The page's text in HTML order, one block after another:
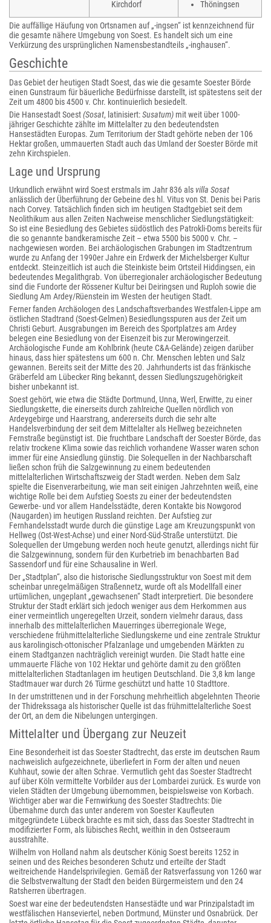
Kirchdorf Thöningsen
Die auffällige Häufung von Ortsnamen auf „-ingsen“ ist kennzeichnend für
die gesamte nähere Umgebung von Soest. Es handelt sich um eine
Verkürzung des ursprünglichen Namensbestandteils „-inghausen“.
Geschichte
Das Gebiet der heutigen Stadt Soest, das wie die gesamte Soester Börde
einen Gunstraum für bäuerliche Bedürfnisse darstellt, ist spätestens seit der
Zeit um 4800 bis 4500 v. Chr. kontinuierlich besiedelt.
Die Hansestadt Soest(Sosat, latinisiert:Susatum) mit weit über 1000-
jähriger Geschichte zählte im Mittelalter zu den bedeutendsten
Hansestädten Europas. Zum Territorium der Stadt gehörte neben der 106
Hektar großen, ummauerten Stadt auch das Umland der Soester Börde mit
zehn Kirchspielen.
Lage und Ursprung
Urkundlich erwähnt wird Soest erstmals im Jahr 836 als villa Sosat
anlässlich der Überführung der Gebeine des hl. Vitus von St. Denis bei Paris
nach Corvey. Tatsächlich finden sich im heutigen Stadtgebiet seit dem
Neolithikum aus allen Zeiten Nachweise menschlicher Siedlungstätigkeit:
So ist eine Besiedlung des Gebietes südöstlich des Patrokli-Doms bereits für
die so genannte bandkeramische Zeit – etwa 5500 bis 5000 v. Chr. –
nachgewiesen worden. Bei archäologischen Grabungen im Stadtzentrum
wurde zu Anfang der 1990er Jahre ein Erdwerk der Michelsberger Kultur
entdeckt. Steinzeitlich ist auch die Steinkiste beim Ortsteil Hiddingsen, ein
bedeutendes Megalithgrab. Von überregionaler archäologischer Bedeutung
sind die Fundorte der Rössener Kultur bei Deiringsen und Ruploh sowie die
Siedlung Am Ardey/Rüenstein im Westen der heutigen Stadt.
Ferner fanden Archäologen des Landschaftsverbandes Westfalen-Lippe am
östlichen Stadtrand (Soest-Gelmen) Besiedlungsspuren aus der Zeit um
Christi Geburt. Ausgrabungen im Bereich des Sportplatzes am Ardey
belegen eine Besiedlung von der Eisenzeit bis zur Merowingerzeit.
Archäologische Funde am Kohlbrink (heute C&A-Gelände) zeigen darüber
hinaus, dass hier spätestens um 600 n. Chr. Menschen lebten und Salz
gewannen. Bereits seit der Mitte des 20. Jahrhunderts ist das fränkische
Gräberfeld am Lübecker Ring bekannt, dessen Siedlungszugehörigkeit
bisher unbekannt ist.
Soest gehört, wie etwa die Städte Dortmund, Unna, Werl, Erwitte, zu einer
Siedlungskette, die einerseits durch zahlreiche Quellen nördlich von
Ardeygebirge und Haarstrang, andererseits durch die sehr alte
Handelsverbindung der seit dem Mittelalter als Hellweg bezeichneten
Fernstraße begünstigt ist. Die fruchtbare Landschaft der Soester Börde, das
relativ trockene Klima sowie das reichlich vorhandene Wasser waren schon
immer für eine Ansiedlung günstig. Die Solequellen in der Nachbarschaft
ließen schon früh die Salzgewinnung zu einem bedeutenden
mittelalterlichen Wirtschaftszweig der Stadt werden. Neben dem Salz
spielte die Eisenverarbeitung, wie man seit einigen Jahrzehnten weiß, eine
wichtige Rolle bei dem Aufstieg Soests zu einer der bedeutendsten
Gewerbe- und vor allem Handelsstädte, deren Kontakte bis Nowgorod
(Naugarden) im heutigen Russland reichten. Der Aufstieg zur
Fernhandelsstadt wurde durch die günstige Lage am Kreuzungspunkt von
Hellweg (Ost-West-Achse) und einer Nord-Süd-Straße unterstützt. Die
Solequellen der Umgebung werden noch heute genutzt, allerdings nicht für
die Salzgewinnung, sondern für den Kurbetrieb im benachbarten Bad
Sassendorf und für eine Schausaline in Werl.
Der „Stadtplan“, also die historische Siedlungsstruktur von Soest mit dem
scheinbar unregelmäßigen Straßennetz, wurde oft als Modellfall einer
urtümlichen, ungeplant „gewachsenen“ Stadt interpretiert. Die besondere
Struktur der Stadt erklärt sich jedoch weniger aus dem Herkommen aus
einer vermeintlich ungeregelten Urzeit, sondern vielmehr daraus, dass
innerhalb des mittelalterlichen Mauerringes überregionale Wege,
verschiedene frühmittelalterliche Siedlungskerne und eine zentrale Struktur
aus karolingisch-ottonischer Pfalzanlage und umgebenden Märkten zu
einem Stadtganzen nachträglich vereinigt wurden. Die Stadt hatte eine
ummauerte Fläche von 102 Hektar und gehörte damit zu den größten
mittelalterlichen Stadtanlagen im heutigen Deutschland. Die 3,8 km lange
Stadtmauer war durch 26 Türme geschützt und hatte 10 Stadttore.
In der umstrittenen und in der Forschung mehrheitlich abgelehnten Theorie
der Thidrekssaga als historischer Quelle ist das frühmittelalterliche Soest
der Ort, an dem die Nibelungen untergingen.
Mittelalter und Übergang zur Neuzeit
Eine Besonderheit ist das Soester Stadtrecht, das erste im deutschen Raum
nachweislich aufgezeichnete, überliefert in Form der alten und neuen
Kuhhaut, sowie der alten Schrae. Vermutlich geht das Soester Stadtrecht
auf über Köln vermittelte Vorbilder aus der Lombardei zurück. Es wurde von
vielen Städten der Umgebung übernommen, beispielsweise von Korbach.
Wichtiger aber war die Fernwirkung des Soester Stadtrechts: Die
Übernahme durch das unter anderem von Soester Kaufleuten
mitgegründete Lübeck brachte es mit sich, dass das Soester Stadtrecht in
modifizierter Form, als lübisches Recht, weithin in den Ostseeraum
ausstrahlte.
Wilhelm von Holland nahm als deutscher König Soest bereits 1252 in
seinen und des Reiches besonderen Schutz und erteilte der Stadt
weitreichende Handelsprivilegien. Gemäß der Ratsverfassung von 1260 war
die Selbstverwaltung der Stadt den beiden Bürgermeistern und den 24
Ratsherren übertragen.
Soest war eine der bedeutendsten Hansestädte und war Prinzipalstadt im
westfälischen Hanseviertel, neben Dortmund, Münster und Osnabrück. Der